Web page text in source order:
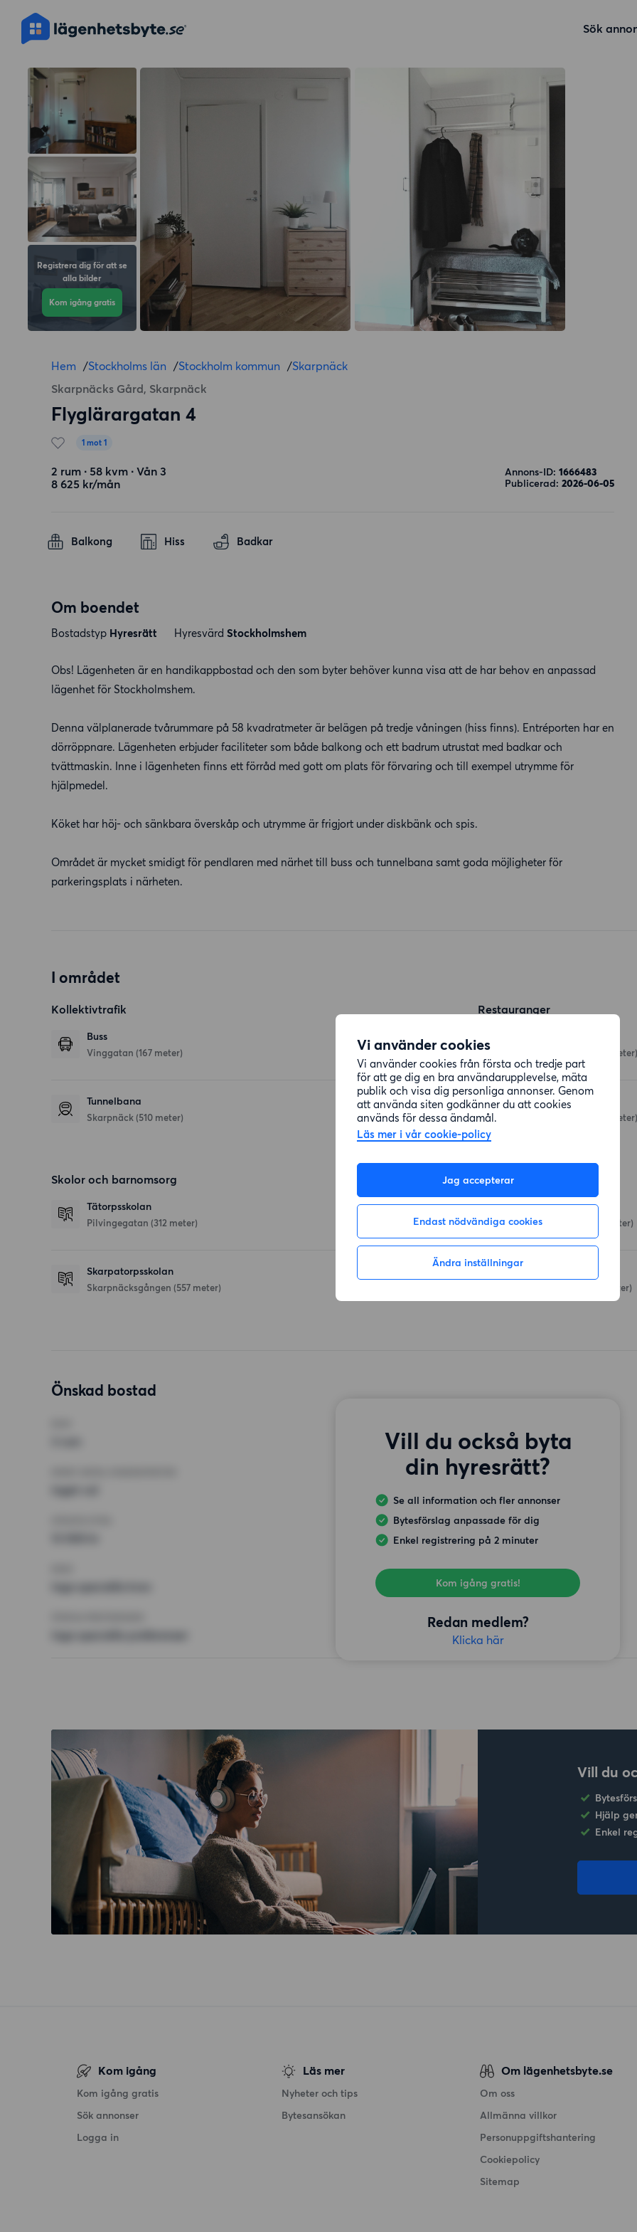
Vi använder cookies
Vi använder cookies från första och tredje part
för att ge dig en bra användarupplevelse, mäta
publik och visa dig personliga annonser. Genom
att använda siten godkänner du att cookies
används för dessa ändamål.
Läs mer i vår cookie-policy
Jag accepterar
Endast nödvändiga cookies
Ändra inställningar
Sök
Registrera dig för att se
alla bilder
Kom igång gratis
Hem /Stockholms län /Stockholm kommun /Skarpnäck
Skarpnäcks Gård, Skarpnäck
Flyglärargatan 4
1 mot 1
2 rum ∙ 58 kvm ∙ Vån 3
8 625 kr/mån
Annons-ID: 1666483
Publicerad: 2026-06-05
Balkong Hiss Badkar
Om boendet
Bostadstyp Hyresrätt Hyresvärd Stockholmshem
Obs! Lägenheten är en handikappbostad och den som byter behöver kunna visa att de har behov en anpassad
lägenhet för Stockholmshem.
Denna välplanerade tvårummare på 58 kvadratmeter är belägen på tredje våningen (hiss finns). Entréporten har en
dörröppnare. Lägenheten erbjuder faciliteter som både balkong och ett badrum utrustat med badkar och
tvättmaskin. Inne i lägenheten finns ett förråd med gott om plats för förvaring och till exempel utrymme för
hjälpmedel.
Köket har höj- och sänkbara överskåp och utrymme är frigjort under diskbänk och spis.
Området är mycket smidigt för pendlaren med närhet till buss och tunnelbana samt goda möjligheter för
parkeringsplats i närheten.
I området
Kollektivtrafik
Buss
Vinggatan (167 meter)
Tunnelbana
Skarpnäck (510 meter)
Restauranger
(202 meter)
Skarpnäcks Sushi
(203 meter)
Skolor och barnomsorg
Tätorpsskolan
Pilvingegatan (312 meter)
Skarpatorpsskolan
Skarpnäcksgången (557 meter)
Affärer
ICA Nära Skarpnäck
Skarpnäcks Allé (124 meter)
(127 meter)
Önskad bostad
Vill du också byta
din hyresrätt?
Se all information och fler annonser
Bytesförslag anpassade för dig
Enkel registrering på 2 minuter
Kom igång gratis!
Redan medlem?
Klicka här
Vill du
Hjälp
Enkel
Kom igång
Kom igång gratis
Sök annonser
Logga in
Läs mer
Nyheter och tips
Bytesansökan
Om lägenhetsbyte.se
Om oss
Allmänna villkor
Personuppgiftshantering
Cookiepolicy
Sitemap